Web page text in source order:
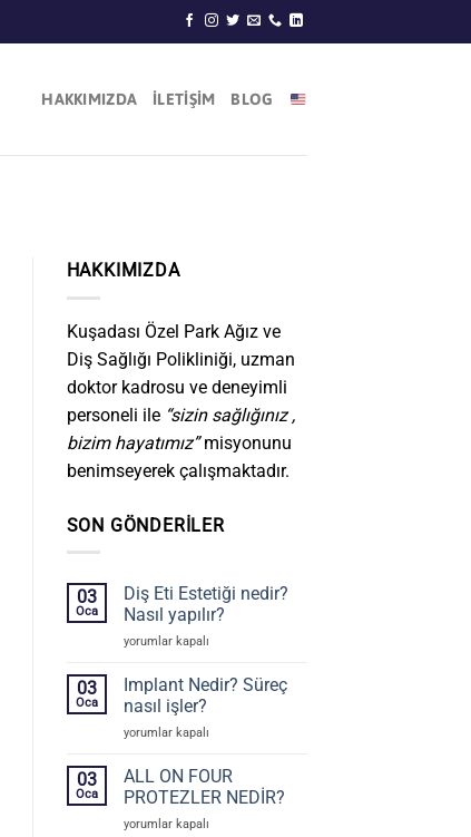
HAKKIMIZDA İLETİŞİM BLOG
HAKKIMIZDA
Kuşadası Özel Park Ağız ve
Diş Sağlığı Polikliniği, uzman
doktor kadrosu ve deneyimli
personeli ile “sizin sağlığınız ,
bizim hayatımız”misyonunu
benimseyerek çalışmaktadır.
SON GÖNDERILER
03
Oca
Diş Eti Estetiği nedir?
Nasıl yapılır?
Diş
Estetiği
nedir?
Nasıl
yapılır?
yorumlar kapalı
03
Oca
Implant Nedir? Süreç
nasıl işler?
Implant
Süreç
nasıl
işler?
için
yorumlar kapalı
03
Oca
ALL ON FOUR
PROTEZLER NEDİR?
ALL
yorumlar kapalı